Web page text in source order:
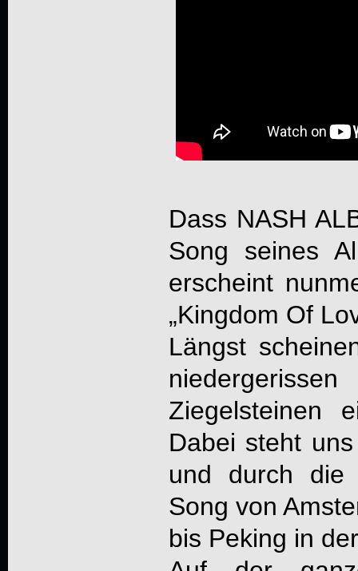
Dass NASH
Song seines
erscheint
„Kingdom Of
Längst
Ziegelsteinen
Dabei steht
und durch die
Song von
bis Peking in